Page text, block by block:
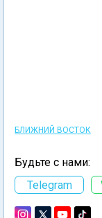
БЛИЖНИЙ ВОСТОК
Будьте с нами:
Telegram